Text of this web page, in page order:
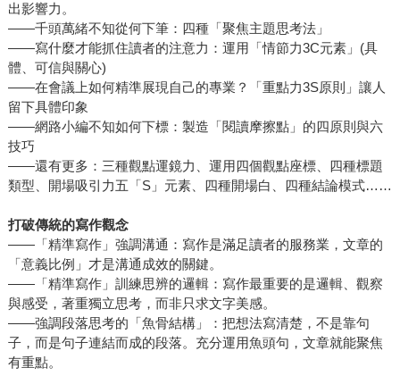
出影響力。
——千頭萬緒不知從何下筆：四種「聚焦主題思考法」
——寫什麼才能抓住讀者的注意力：運用「情節力3C元素」(具
體、可信與關心)
——在會議上如何精準展現自己的專業？「重點力3S原則」讓人
留下具體印象
——網路小編不知如何下標：製造「閱讀摩擦點」的四原則與六
技巧
——還有更多：三種觀點運鏡力、運用四個觀點座標、四種標題
類型、開場吸引力五「S」元素、四種開場白、四種結論模式……
打破傳統的寫作觀念
——「精準寫作」強調溝通：寫作是滿足讀者的服務業，文章的
「意義比例」才是溝通成效的關鍵。
——「精準寫作」訓練思辨的邏輯：寫作最重要的是邏輯、觀察
與感受，著重獨立思考，而非只求文字美感。
——強調段落思考的「魚骨結構」：把想法寫清楚，不是靠句
子，而是句子連結而成的段落。充分運用魚頭句，文章就能聚焦
有重點。